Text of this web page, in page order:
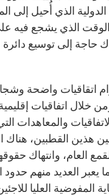
الدولية الذي أُحيل
الذي يشجع فيه
حاجة إلى توسيع
1951، وبروتوكول 1967، ومن
والمعاهدات
بين هذين القطبين،
العام، وانتهاك
يعبر العديد منهم
العليا